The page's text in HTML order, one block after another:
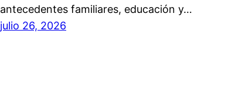
antecedentes familiares, educación y…
julio 26, 2026